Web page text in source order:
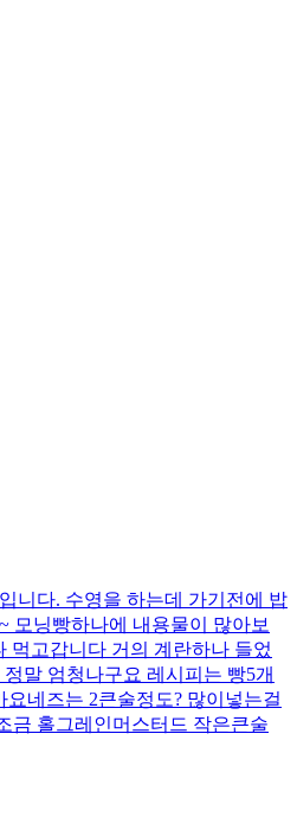
니다. 수영을 하는데 가기전에 밥
모닝빵하나에 내용물이 많아보
먹고갑니다 거의 계란하나 들었
말 엄청나구요 레시피는 빵5개
네즈는 2큰술정도? 많이넣는걸
금 홀그레인머스터드 작은큰술